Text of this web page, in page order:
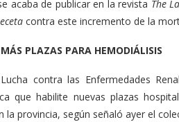
acaba de publicar en la revista The
contra este incremento de la
PLAZAS PARA HEMODIÁLISIS
contra las Enfermedades
que habilite nuevas plazas
la provincia, según señaló ayer el